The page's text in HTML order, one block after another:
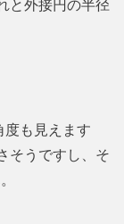
と外接円の半径
度も見えます
そうですし、そ